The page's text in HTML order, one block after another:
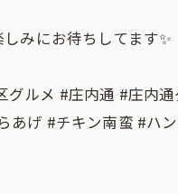
みにお待ちしてます✨
ルメ #庄内通 #庄内
あげ #チキン南蛮 #